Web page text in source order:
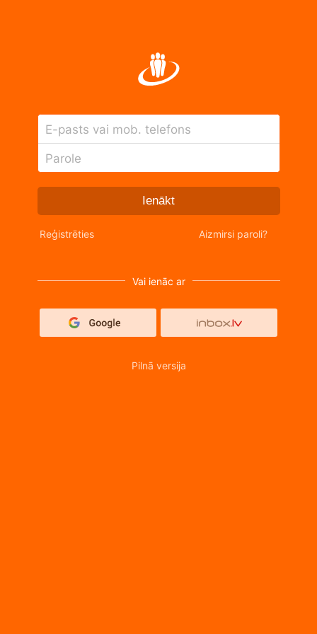
E-pasts vai mob. telefons
Parole
Ienākt
Reģistrēties Aizmirsi paroli?
Vai ienāc ar
Pilnā versija